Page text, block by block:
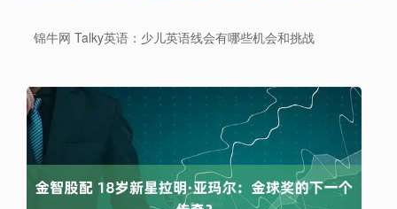
锦牛网 Talky英语：少儿英语线会有哪些机会和挑战